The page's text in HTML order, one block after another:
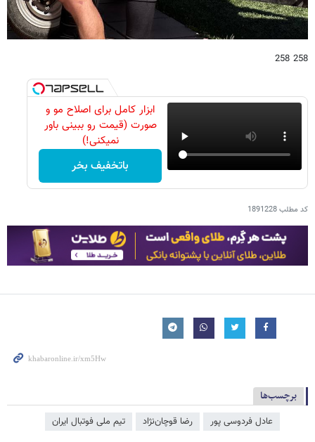
258 258
ابزار کامل برای اصلاح مو و
صورت (قیمت رو ببینی باور
نمیکنی!)
باتخفیف بخر
کد مطلب1891228
برچسب‌ها
عادل فردوسی‌ پور رضا قوچان‌نژاد تیم ملی فوتبال ایران